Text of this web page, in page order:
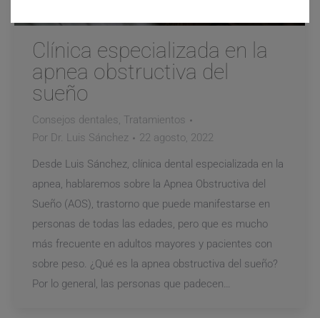
Clínica especializada en la
apnea obstructiva del
sueño
Consejos dentales, Tratamientos
Por Dr. Luis Sánchez 22 agosto, 2022
Desde Luis Sánchez, clínica dental especializada en la
apnea, hablaremos sobre la Apnea Obstructiva del
Sueño (AOS), trastorno que puede manifestarse en
personas de todas las edades, pero que es mucho
más frecuente en adultos mayores y pacientes con
sobre peso. ¿Qué es la apnea obstructiva del sueño?
Por lo general, las personas que padecen…